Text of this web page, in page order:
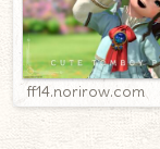
ff14.norirow.com